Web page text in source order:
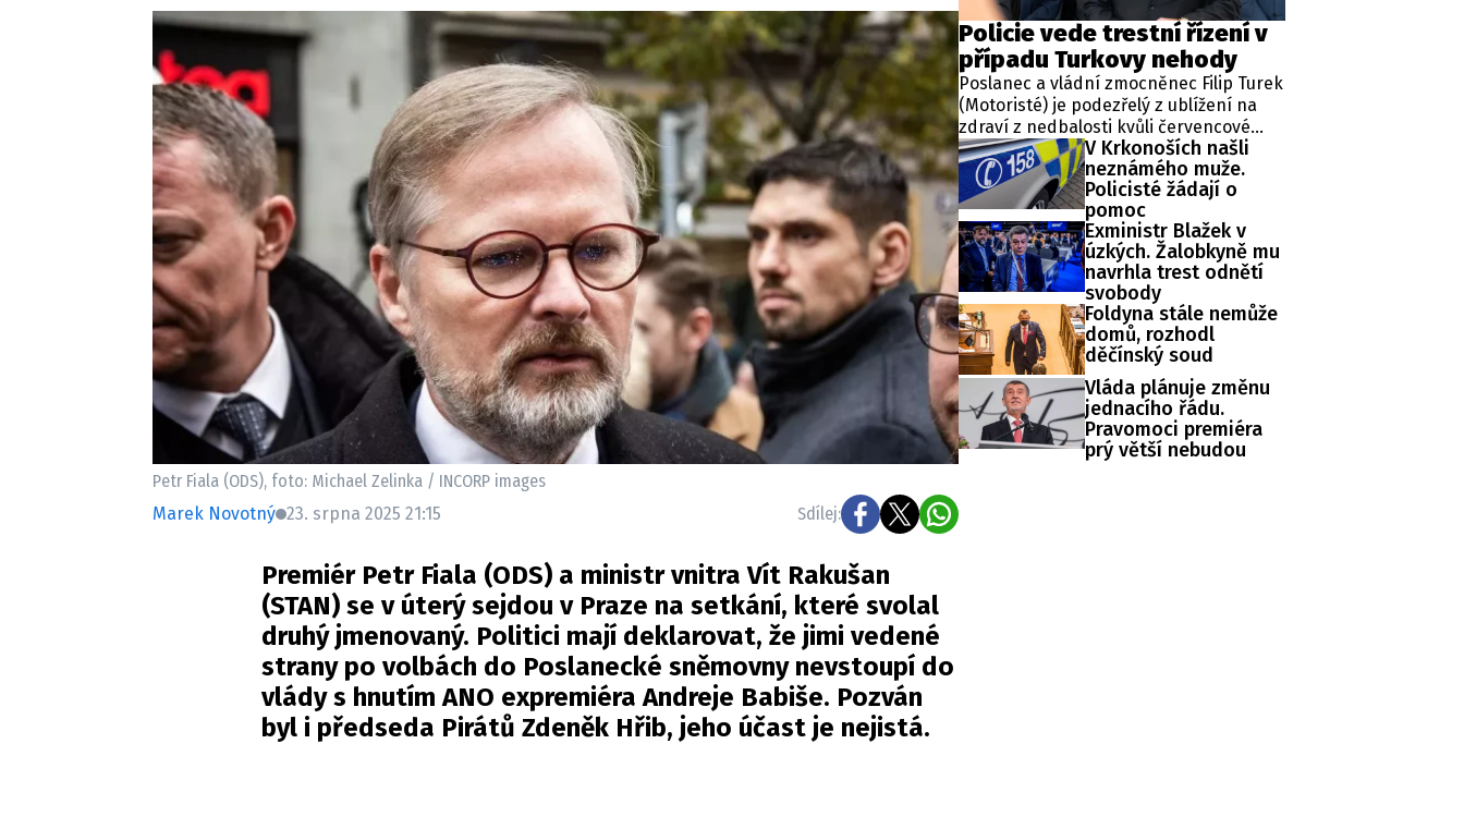
Zaznamenali jste událost? Máte pro nás důležitou zprávu, příběh, fotografie, videa?
Pošlete nám mail na: redakce@newsbox.cz
Nejlepší z vás odměníme
Petr Fiala (ODS), foto: Michael Zelinka / INCORP images
Marek Novotný 23. srpna 2025 21:15 Sdílej:
Premiér Petr Fiala (ODS) a ministr vnitra Vít Rakušan
(STAN) se v úterý sejdou v Praze na setkání, které svolal
druhý jmenovaný. Politici mají deklarovat, že jimi vedené
strany po volbách do Poslanecké sněmovny nevstoupí do
vlády s hnutím ANO expremiéra Andreje Babiše. Pozván
byl i předseda Pirátů Zdeněk Hřib, jeho účast je nejistá.
Policie vede trestní řízení v
případu Turkovy nehody
Poslanec a vládní zmocněnec Filip Turek
(Motoristé) je podezřelý z ublížení na
zdraví z nedbalosti kvůli červencové
dopravní nehodě v Praze. Policie v
případu zahájila trestní řízení a zároveň
nařídila znalecké zkoumání. Nikdo
zatím nebyl obviněn.
V Krkonoších našli
neznámého muže.
Policisté žádají o
pomoc
Exministr Blažek v
úzkých. Žalobkyně mu
navrhla trest odnětí
svobody
Foldyna stále nemůže
domů, rozhodl
děčínský soud
Vláda plánuje změnu
jednacího řádu.
Pravomoci premiéra
prý větší nebudou